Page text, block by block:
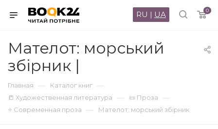
0
RU | UA
Мателот: морський
збірник |
Главная — Каталог книг —
📒 Художественная литература — 📜 Проза —
⭐ Современная проза — Мателот: морський збірник